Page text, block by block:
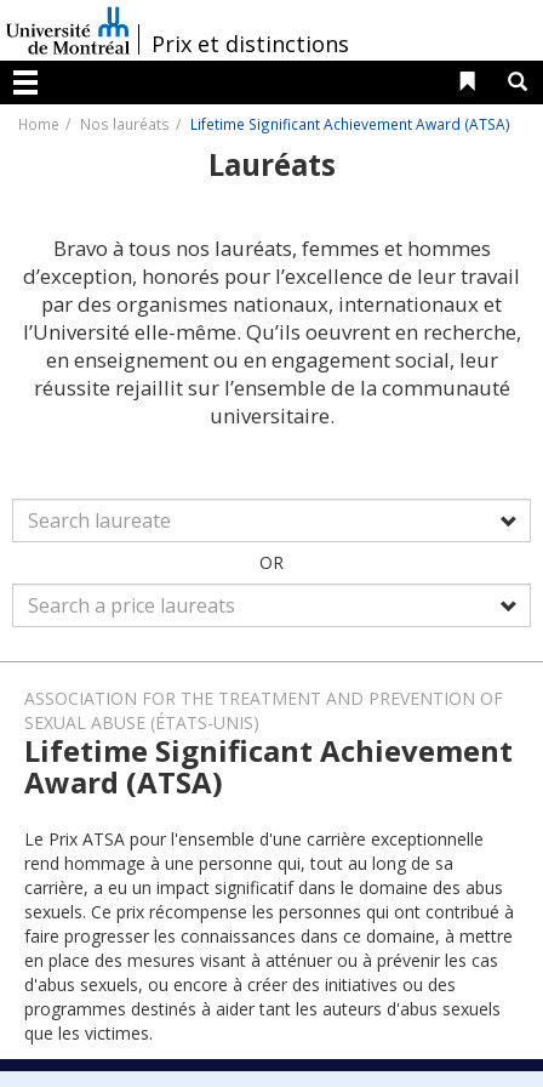
au
contenu
/Prix et distinctions
Menu
Liens
Home Nos lauréats Lifetime Significant Achievement Award (ATSA)
Lauréats
Bravo à tous nos lauréats, femmes et hommes
d’exception, honorés pour l’excellence de leur travail
par des organismes nationaux, internationaux et
l’Université elle-même. Qu’ils oeuvrent en recherche,
en enseignement ou en engagement social, leur
réussite rejaillit sur l’ensemble de la communauté
universitaire.
OR
ASSOCIATION FOR THE TREATMENT AND PREVENTION OF
SEXUAL ABUSE (ÉTATS-UNIS)
Lifetime Significant Achievement
Award (ATSA)
Le Prix ATSA pour l'ensemble d'une carrière exceptionnelle
rend hommage à une personne qui, tout au long de sa
carrière, a eu un impact significatif dans le domaine des abus
sexuels. Ce prix récompense les personnes qui ont contribué à
faire progresser les connaissances dans ce domaine, à mettre
en place des mesures visant à atténuer ou à prévenir les cas
d'abus sexuels, ou encore à créer des initiatives ou des
programmes destinés à aider tant les auteurs d'abus sexuels
que les victimes.